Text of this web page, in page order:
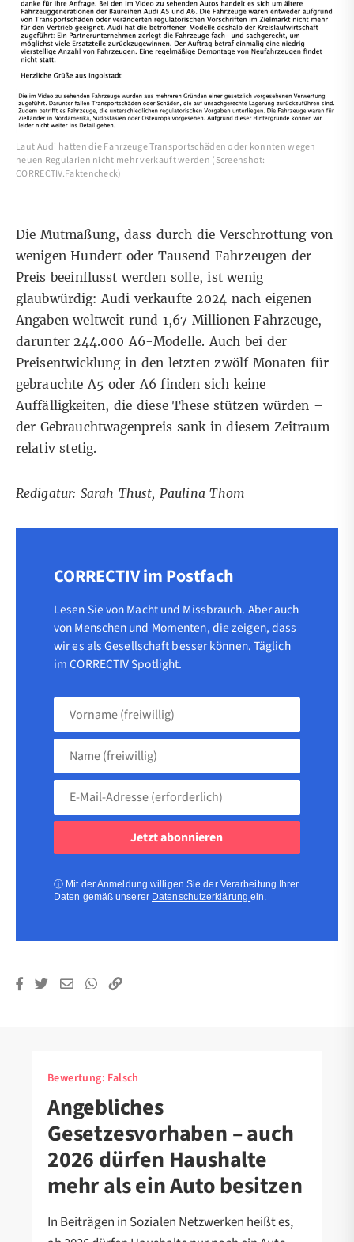
Laut Audi hatten die Fahrzeuge Transportschäden oder konnten wegen
neuen Regularien nicht mehr verkauft werden (Screenshot:
CORRECTIV.Faktencheck)
Die Mutmaßung, dass durch die Verschrottung von
wenigen Hundert oder Tausend Fahrzeugen der
Preis beeinflusst werden solle, ist wenig
glaubwürdig: Audi verkaufte 2024 nach eigenen
Angabenweltweit rund 1,67 Millionen Fahrzeuge,
darunter 244.000 A6-Modelle. Auch bei der
Preisentwicklung in den letzten zwölf Monaten für
gebrauchte A5 oder A6finden sich keine
Auffälligkeiten, die diese These stützen würden –
der Gebrauchtwagenpreis sank in diesem Zeitraum
relativ stetig.
Redigatur: Sarah Thust, Paulina Thom
CORRECTIV im Postfach
Lesen Sie von Macht und Missbrauch. Aber auch
von Menschen und Momenten, die zeigen, dass
wir es als Gesellschaft besser können. Täglich
im CORRECTIV Spotlight.
Vorname
Name
(freiwillig)
Adresse
ⓘ Mit der Anmeldung willigen Sie der Verarbeitung Ihrer
Daten gemäß unserer Datenschutzerklärungein.
Bewertung: Falsch
Angebliches
Gesetzesvorhaben – auch
2026 dürfen Haushalte
mehr als ein Auto besitzen
In Beiträgen in Sozialen Netzwerken heißt es,